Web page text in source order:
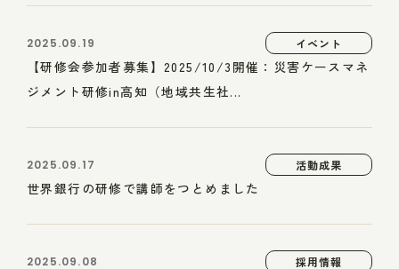
2025.09.19 イベント
【研修会参加者募集】2025/10/3開催：災害ケースマネ
ジメント研修in高知（地域共生社...
2025.09.17 活動成果
世界銀行の研修で講師をつとめました
2025.09.08 採用情報